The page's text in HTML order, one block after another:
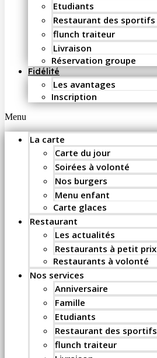
Etudiants
Restaurant des sportifs
flunch traiteur
Livraison
Réservation groupe
Fidélité
Les avantages
Inscription
Menu
La carte
Carte du jour
Soirées à volonté
Nos burgers
Menu enfant
Carte glaces
Restaurant
Les actualités
Restaurants à petit prix
Restaurants à volonté
Nos services
Anniversaire
Famille
Etudiants
Restaurant des sportifs
flunch traiteur